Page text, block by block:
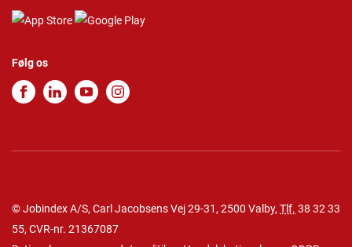
Følg os
© Jobindex A/S, Carl Jacobsens Vej 29-31, 2500 Valby, Tlf. 38 32 33
55, CVR-nr. 21367087